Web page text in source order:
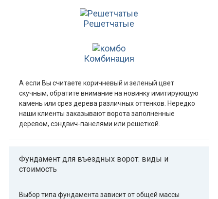
Решетчатые
Комбинация
А если Вы считаете коричневый и зеленый цвет
скучным, обратите внимание на новинку имитирующую
камень или срез дерева различных оттенков. Нередко
наши клиенты заказывают ворота заполненные
деревом, сэндвич-панелями или решеткой.
Фундамент для въездных ворот: виды и
стоимость
Выбор типа фундамента зависит от общей массы